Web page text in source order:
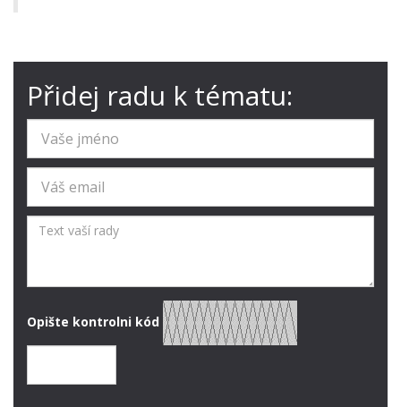
Přidej radu k tématu:
Opište kontrolni kód